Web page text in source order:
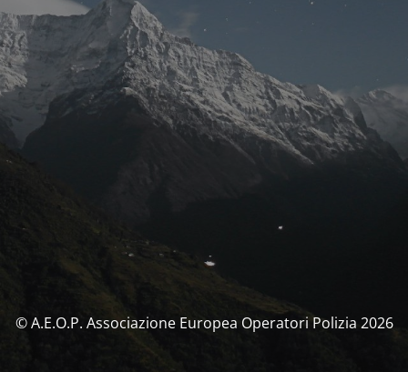
© A.E.O.P. Associazione Europea Operatori Polizia 2026